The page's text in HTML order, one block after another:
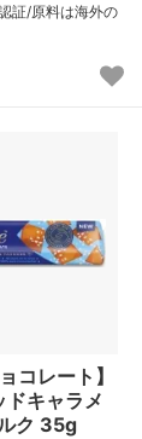
証/原料は海外の
コレート】
ドキャラメ
ク 35g